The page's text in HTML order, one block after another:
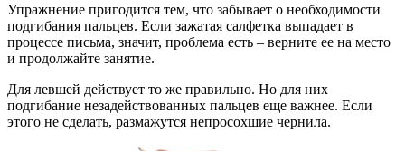
Упражнение пригодится тем, что забывает о необходимости
подгибания пальцев. Если зажатая салфетка выпадает в
процессе письма, значит, проблема есть – верните ее на место
и продолжайте занятие.
Для левшей действует то же правильно. Но для них
подгибание незадействованных пальцев еще важнее. Если
этого не сделать, размажутся непросохшие чернила.